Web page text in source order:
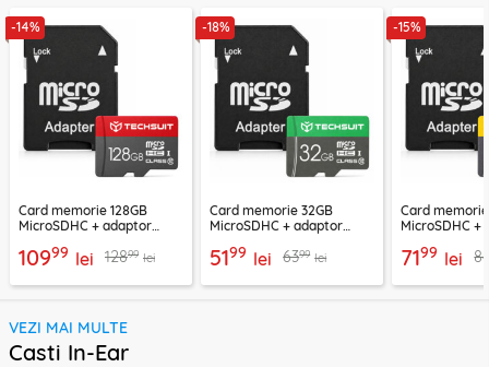
-14%
Card memorie 128GB
MicroSDHC + adaptor
10999 lei 12899 lei
-18%
Card memorie 32GB
MicroSDHC + adaptor
5199 lei 6399 lei
-15%
Card
MicroSDHC +
7199 lei
VEZI MAI MULTE
Casti In-Ear